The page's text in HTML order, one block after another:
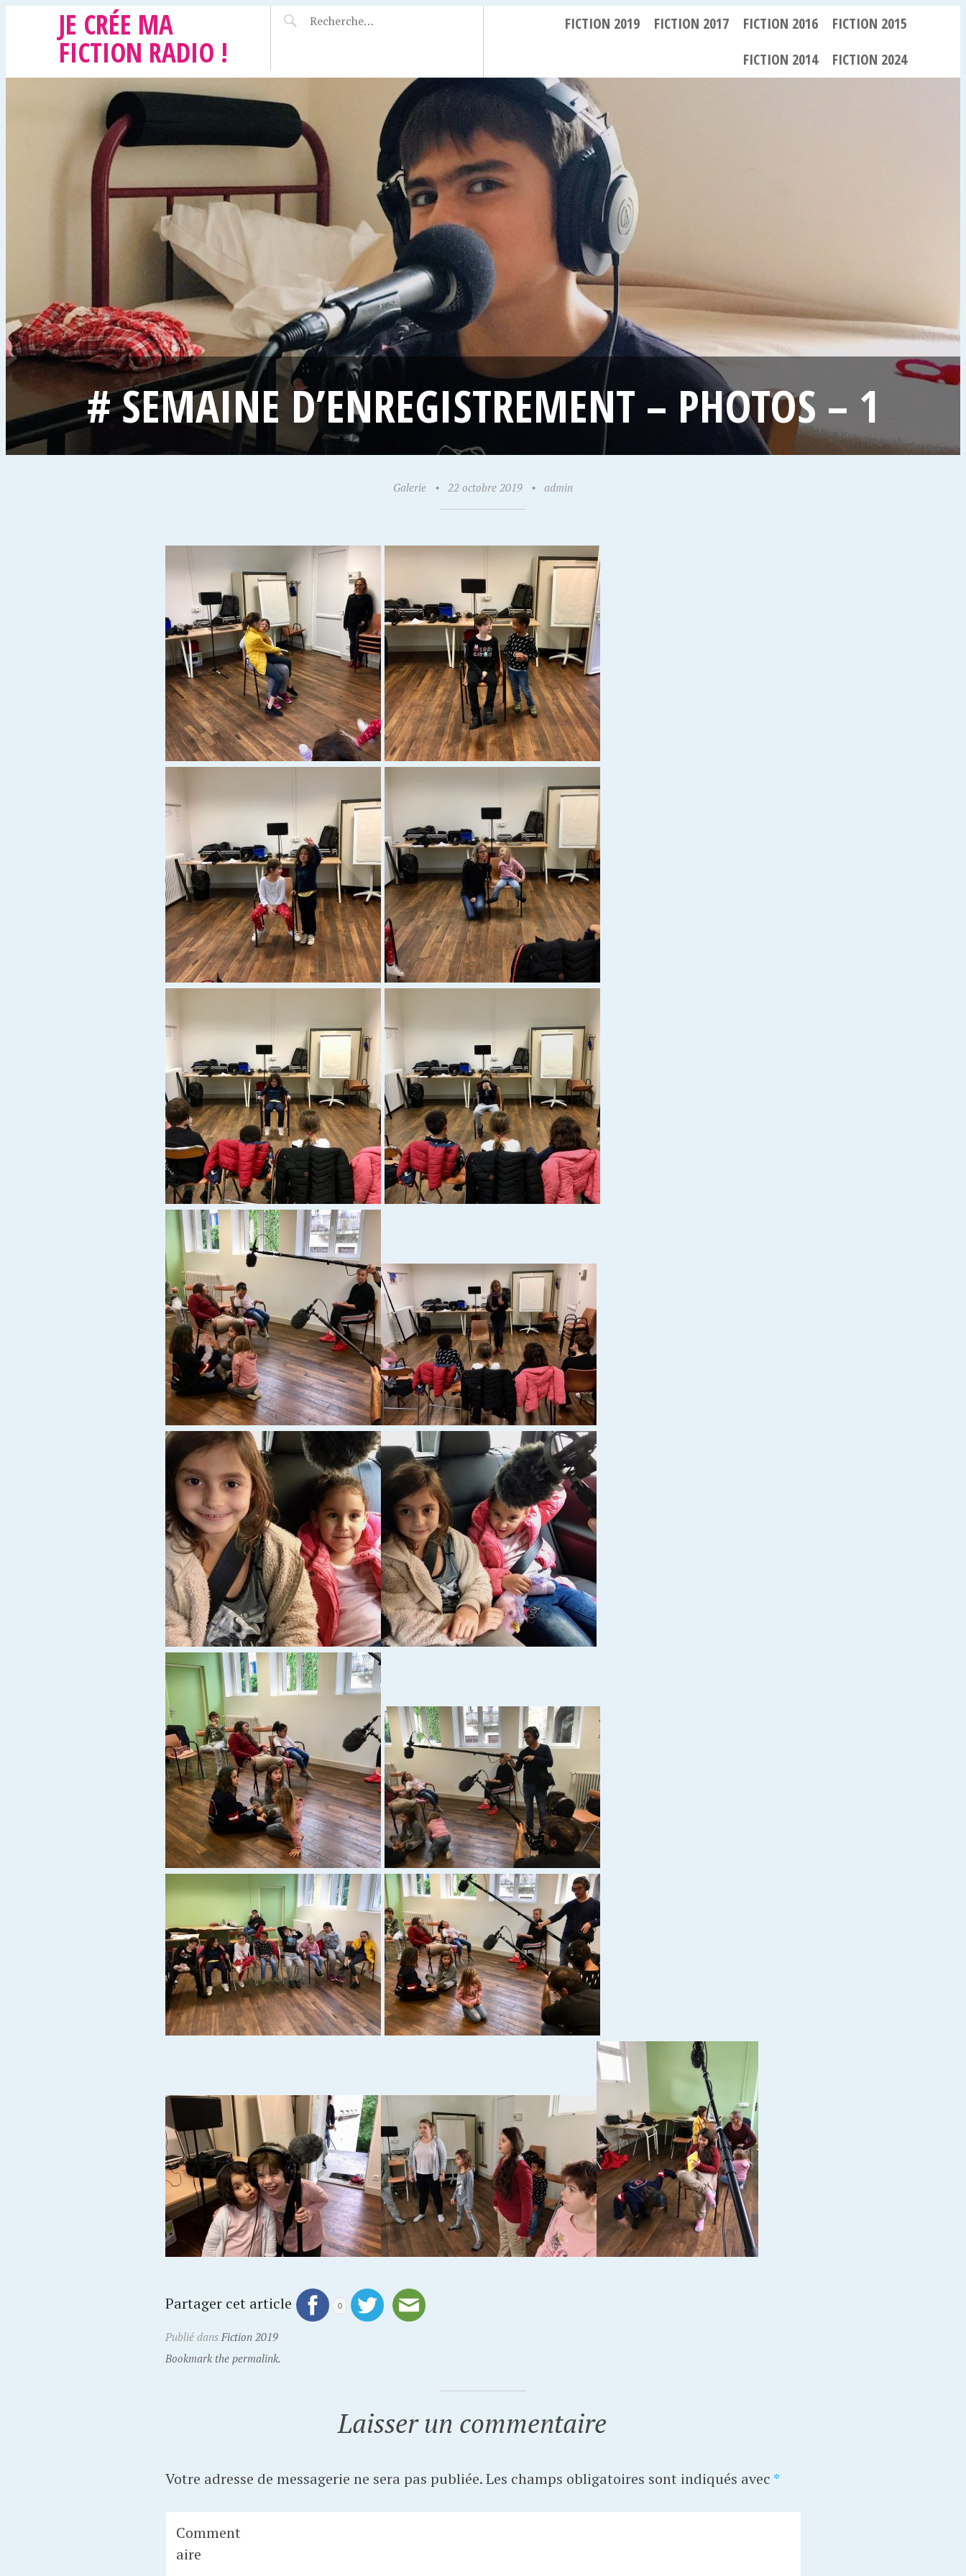
JE CRÉE MA
FICTION RADIO !
FICTION 2019 FICTION 2017 FICTION 2016
FICTION 2015
FICTION 2014
FICTION 2024
# SEMAINE D’ENREGISTREMENT – PHOTOS – 1
Galerie • 22 octobre 2019 • admin
Partager cet article 0
Publié dans Fiction 2019
Bookmark the permalink.
Laisser un commentaire
Votre adresse de messagerie ne sera pas publiée.Les champs obligatoires sont indiqués avec *
Comment
aire